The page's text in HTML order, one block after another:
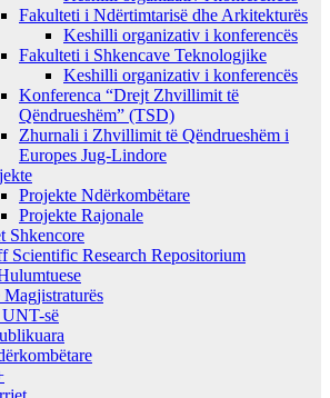
Fakulteti i Ndërtimtarisë dhe Arkitekturës
Keshilli organizativ i konferencës
Fakulteti i Shkencave Teknologjike
Keshilli organizativ i konferencës
Konferenca “Drejt Zhvillimit të
Qëndrueshëm” (TSD)
Zhurnali i Zhvillimit të Qëndrueshëm i
Europes Jug-Lindore
Projekte Ndërkombëtare
Projekte Rajonale
Shkencore
Scientific Research Repositorium
Magjistraturës
së